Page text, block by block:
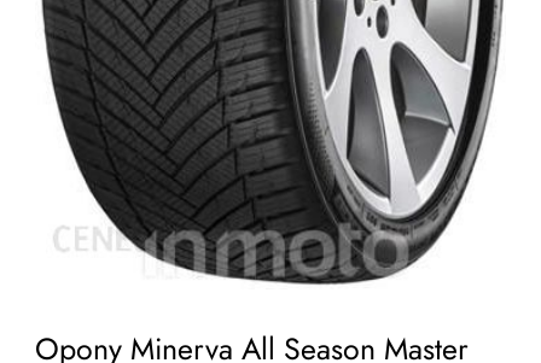
Opony Minerva All Season Master